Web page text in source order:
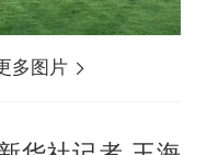
多图片